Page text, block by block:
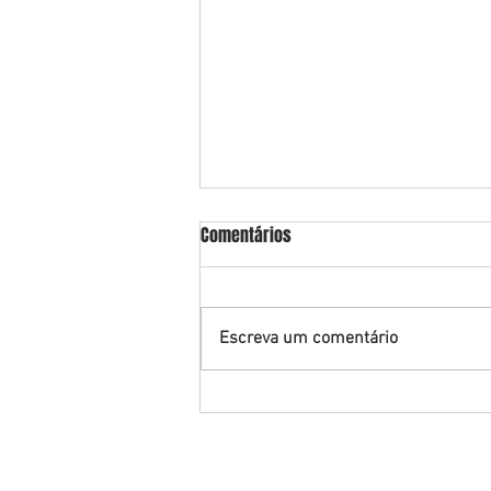
Advogado Andrei Cassiano
Comentários
Escreva um comentário